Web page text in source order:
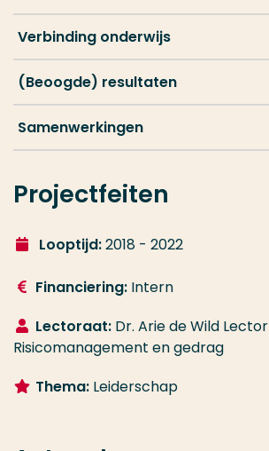
Verbinding onderwijs
(Beoogde) resultaten
Samenwerkingen
Projectfeiten
Looptijd:2018 - 2022
Financiering: Intern
Lectoraat: Dr. Arie de Wild Lector
Risicomanagement en gedrag
Thema: Leiderschap